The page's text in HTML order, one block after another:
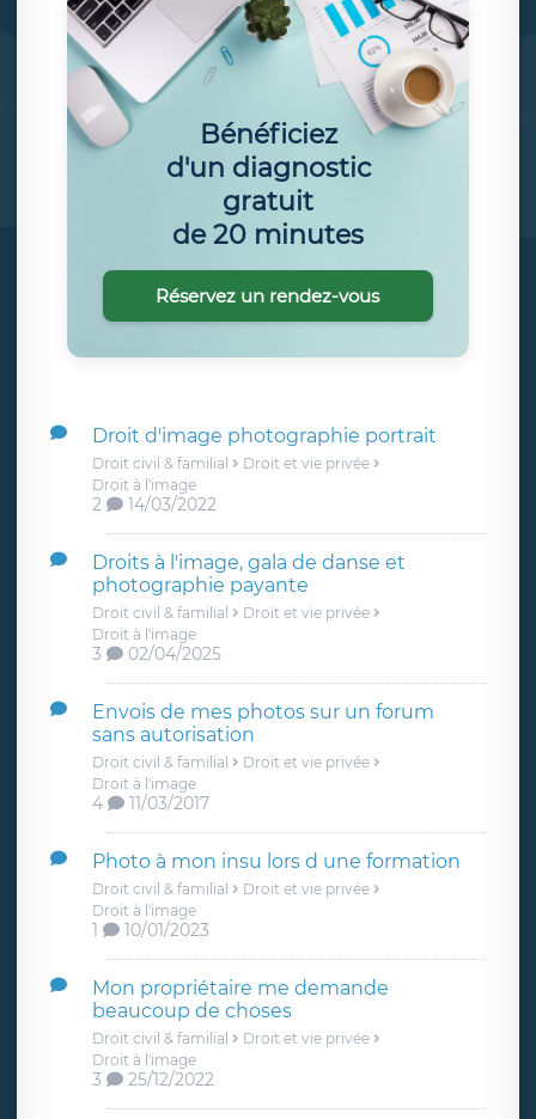
Droit d'image photographie portrait
Droit civil & familial
Droit et vie privée
Droit à l'image
2 14/03/2022
Droits à l'image, gala de danse et
photographie payante
Droit civil & familial
Droit et vie privée
Droit à l'image
3 02/04/2025
Envois de mes photos sur un forum
sans autorisation
Droit civil & familial
Droit et vie privée
Droit à l'image
4 11/03/2017
Photo à mon insu lors d une formation
Droit civil & familial
Droit et vie privée
Droit à l'image
1 10/01/2023
Mon propriétaire me demande
beaucoup de choses
Droit civil & familial
Droit et vie privée
Droit à l'image
3 25/12/2022
Bénéficiez
d'un diagnostic
gratuit
de 20 minutes
Réservez un rendez-vous